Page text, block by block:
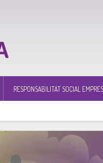
RESPONSABILITAT SOCIAL